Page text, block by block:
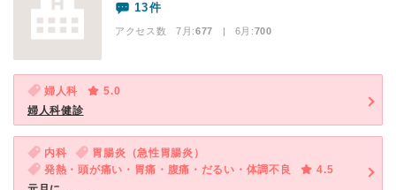
13件
アクセス数 7月:677 | 6月:700
婦人科
5.0
婦人科健診
内科
胃腸炎（急性胃腸炎）
発熱・頭が痛い・胃痛・腹痛・だるい・体調不良
4.5